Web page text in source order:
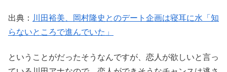
出典： 川田裕美、岡村隆史とのデート企画は寝耳に水「知
らないところで進んでいた」
ということがだったそうなんですが、恋人が欲しいと言っ